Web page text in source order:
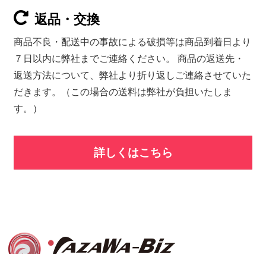
返品・交換
商品不良・配送中の事故による破損等は商品到着日より
７日以内に弊社までご連絡ください。 商品の返送先・
返送方法について、弊社より折り返しご連絡させていた
だきます。（この場合の送料は弊社が負担いたしま
す。）
詳しくはこちら